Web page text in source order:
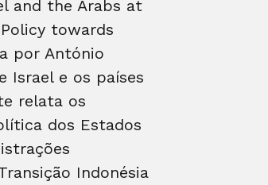
and the Arabs at
towards
por António
Israel e os países
relata os
dos Estados
Indonésia